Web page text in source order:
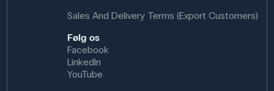
Sales And Delivery Terms (Export Customers)
Følg os
Facebook
LinkedIn
YouTube